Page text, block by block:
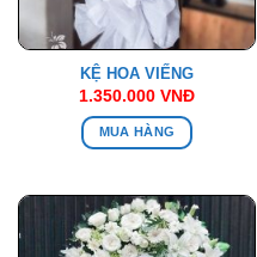
KỆ HOA VIẾNG
1.350.000 VNĐ
MUA HÀNG